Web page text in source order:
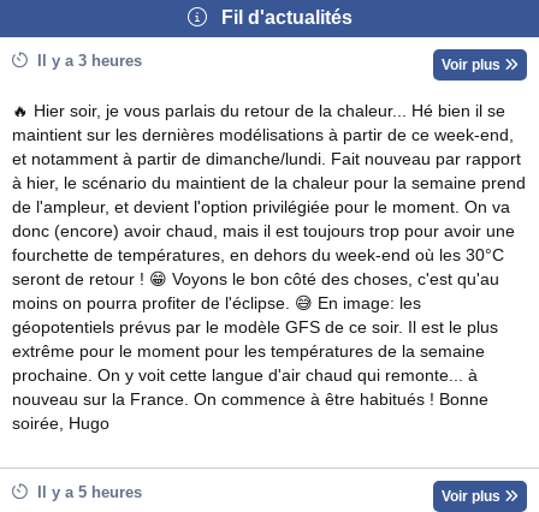
Fil d'actualités
Il y a 3 heures Voir plus
🔥 Hier soir, je vous parlais du retour de la chaleur... Hé bien il se
maintient sur les dernières modélisations à partir de ce week-end,
et notamment à partir de dimanche/lundi. Fait nouveau par rapport
à hier, le scénario du maintient de la chaleur pour la semaine prend
de l'ampleur, et devient l'option privilégiée pour le moment. On va
donc (encore) avoir chaud, mais il est toujours trop pour avoir une
fourchette de températures, en dehors du week-end où les 30°C
seront de retour ! 😁 Voyons le bon côté des choses, c'est qu'au
moins on pourra profiter de l'éclipse. 😅 En image: les
géopotentiels prévus par le modèle GFS de ce soir. Il est le plus
extrême pour le moment pour les températures de la semaine
prochaine. On y voit cette langue d'air chaud qui remonte... à
nouveau sur la France. On commence à être habitués ! Bonne
soirée, Hugo
Il y a 5 heures Voir plus